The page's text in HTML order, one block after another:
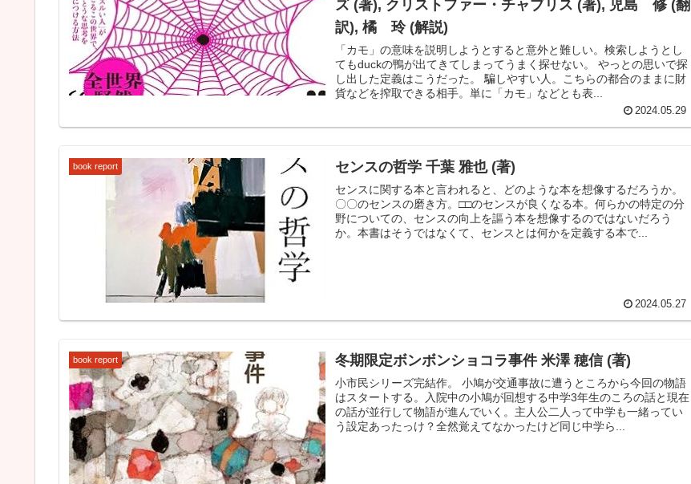
ズ (著), クリストファー・チャブリス (著), 児島 修 (翻
訳), 橘 玲 (解説)
「カモ」の意味を説明しようとすると意外と難しい。検索しようとし
てもduckの鴨が出てきてしまってうまく探せない。 やっとの思いで探
し出した定義はこうだった。 騙しやすい人。こちらの都合のままに財
貨などを搾取できる相手。単に「カモ」などとも表...
2024.05.29
book report センスの哲学 千葉 雅也 (著)
センスに関する本と言われると、どのような本を想像するだろうか。
〇〇のセンスの磨き方。□□のセンスが良くなる本。何らかの特定の分
野についての、センスの向上を謳う本を想像するのではないだろう
か。本書はそうではなくて、センスとは何かを定義する本で...
2024.05.27
book report 冬期限定ボンボンショコラ事件 米澤 穂信 (著)
小市民シリーズ完結作。 小鳩が交通事故に遭うところから今回の物語
はスタートする。入院中の小鳩が回想する中学3年生のころの話と現在
の話が並行して物語が進んでいく。主人公二人って中学も一緒ってい
う設定あったっけ？全然覚えてなかったけど同じ中学ら...